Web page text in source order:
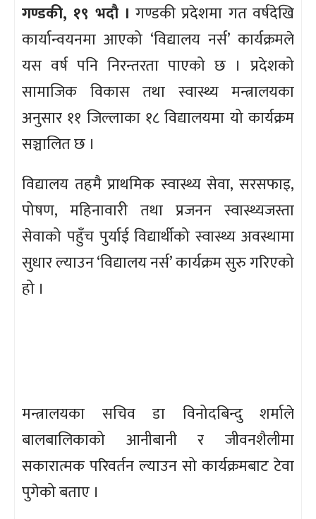
गण्डकी, १९ भदौ । गण्डकी प्रदेशमा गत वर्षदेखि
कार्यान्वयनमा आएको ‘विद्यालय नर्स’ कार्यक्रमले
यस वर्ष पनि निरन्तरता पाएको छ । प्रदेशको
सामाजिक विकास तथा स्वास्थ्य मन्त्रालयका
अनुसार ११ जिल्लाका १८ विद्यालयमा यो कार्यक्रम
सञ्चालित छ ।
विद्यालय तहमै प्राथमिक स्वास्थ्य सेवा, सरसफाइ,
पोषण, महिनावारी तथा प्रजनन स्वास्थ्यजस्ता
सेवाको पहुँच पुर्याई विद्यार्थीको स्वास्थ्य अवस्थामा
सुधार ल्याउन ‘विद्यालय नर्स’ कार्यक्रम सुरु गरिएको
हो ।
मन्त्रालयका सचिव डा विनोदबिन्दु शर्माले
बालबालिकाको आनीबानी र जीवनशैलीमा
सकारात्मक परिवर्तन ल्याउन सो कार्यक्रमबाट टेवा
पुगेको बताए ।